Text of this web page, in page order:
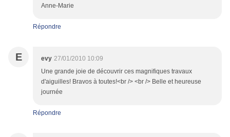
Anne-Marie
Répondre
E evy 27/01/2010 10:09
Une grande joie de découvrir ces magnifiques travaux
d'aiguilles! Bravos à toutes!<br /> <br /> Belle et heureuse
journée
Répondre